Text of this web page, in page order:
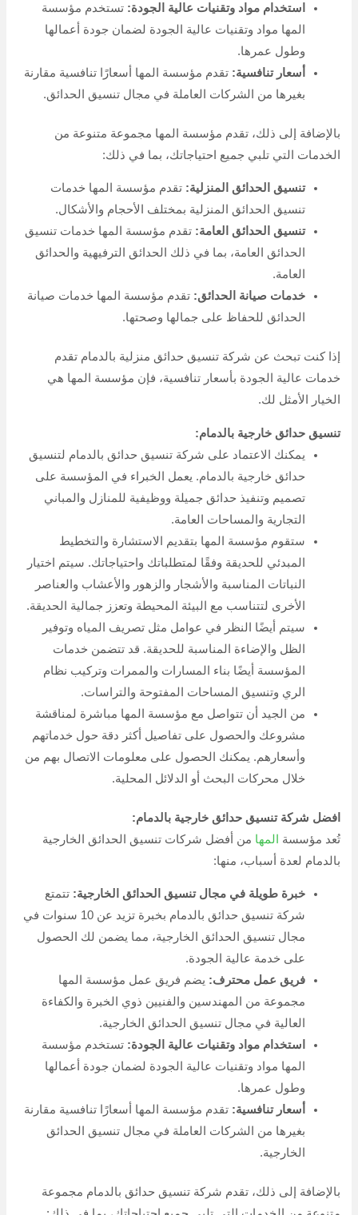
استخدام مواد وتقنيات عالية الجودة: تستخدم مؤسسة
المها مواد وتقنيات عالية الجودة لضمان جودة أعمالها
وطول عمرها.
أسعار تنافسية: تقدم مؤسسة المها أسعارًا تنافسية مقارنة
بغيرها من الشركات العاملة في مجال تنسيق الحدائق.
بالإضافة إلى ذلك، تقدم مؤسسة المها مجموعة متنوعة من
الخدمات التي تلبي جميع احتياجاتك، بما في ذلك:
تنسيق الحدائق المنزلية:تقدم مؤسسة المها خدمات
تنسيق الحدائق المنزلية بمختلف الأحجام والأشكال.
تنسيق الحدائق العامة:تقدم مؤسسة المها خدمات تنسيق
الحدائق العامة، بما في ذلك الحدائق الترفيهية والحدائق
العامة.
خدمات صيانة الحدائق: تقدم مؤسسة المها خدمات صيانة
الحدائق للحفاظ على جمالها وصحتها.
إذا كنت تبحث عن شركة تنسيق حدائق منزلية بالدمام تقدم
خدمات عالية الجودة بأسعار تنافسية، فإن مؤسسة المها هي
الخيار الأمثل لك.
تنسيق حدائق خارجية بالدمام:
يمكنك الاعتماد على شركة تنسيق حدائق بالدمام لتنسيق
حدائق خارجية بالدمام. يعمل الخبراء في المؤسسة على
تصميم وتنفيذ حدائق جميلة ووظيفية للمنازل والمباني
التجارية والمساحات العامة.
ستقوم مؤسسة المها بتقديم الاستشارة والتخطيط
المبدئي للحديقة وفقًا لمتطلباتك واحتياجاتك. سيتم اختيار
النباتات المناسبة والأشجار والزهور والأعشاب والعناصر
الأخرى لتتناسب مع البيئة المحيطة وتعزز جمالية الحديقة.
سيتم أيضًا النظر في عوامل مثل تصريف المياه وتوفير
الظل والإضاءة المناسبة للحديقة. قد تتضمن خدمات
المؤسسة أيضًا بناء المسارات والممرات وتركيب نظام
الري وتنسيق المساحات المفتوحة والتراسات.
من الجيد أن تتواصل مع مؤسسة المها مباشرة لمناقشة
مشروعك والحصول على تفاصيل أكثر دقة حول خدماتهم
وأسعارهم. يمكنك الحصول على معلومات الاتصال بهم من
خلال محركات البحث أو الدلائل المحلية.
افضل شركة تنسيق حدائق خارجية بالدمام:
تُعد مؤسسة المها من أفضل شركات تنسيق الحدائق الخارجية
بالدمام لعدة أسباب، منها:
خبرة طويلة في مجال تنسيق الحدائق الخارجية: تتمتع
شركة تنسيق حدائق بالدمام بخبرة تزيد عن 10 سنوات في
مجال تنسيق الحدائق الخارجية، مما يضمن لك الحصول
على خدمة عالية الجودة.
فريق عمل محترف: يضم فريق عمل مؤسسة المها
مجموعة من المهندسين والفنيين ذوي الخبرة والكفاءة
العالية في مجال تنسيق الحدائق الخارجية.
استخدام مواد وتقنيات عالية الجودة: تستخدم مؤسسة
المها مواد وتقنيات عالية الجودة لضمان جودة أعمالها
وطول عمرها.
أسعار تنافسية: تقدم مؤسسة المها أسعارًا تنافسية مقارنة
بغيرها من الشركات العاملة في مجال تنسيق الحدائق
الخارجية.
بالإضافة إلى ذلك، تقدم شركة تنسيق حدائق بالدمام مجموعة